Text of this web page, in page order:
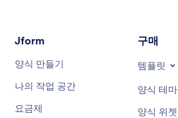
Jform
양식 만들기
나의 작업 공간
요금제
구매
템플릿
양식 테마
양식 위젯